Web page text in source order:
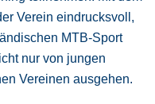
Verein eindrucksvoll,
MTB-Sport
nur von jungen
Vereinen ausgehen.